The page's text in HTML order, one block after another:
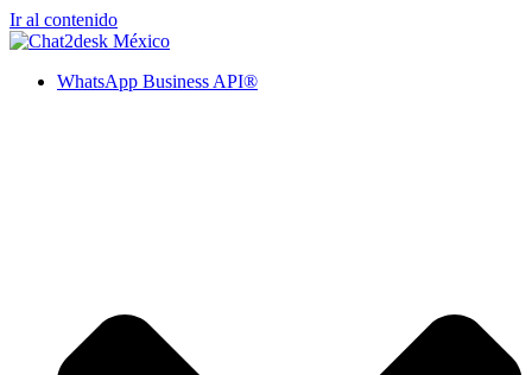
Ir al contenido
WhatsApp Business API®